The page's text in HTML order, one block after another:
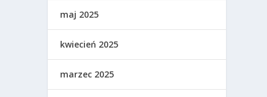
maj 2025
kwiecień 2025
marzec 2025